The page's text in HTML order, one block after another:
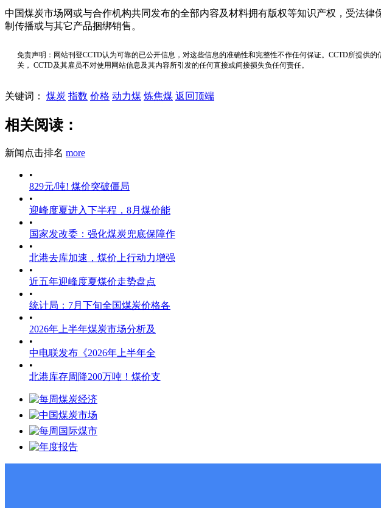
中国煤炭市场网或与合作机构共同发布的全部内容及材料拥有版权等知识产权，受法
制传播或与其它产品捆绑销售。
免责声明：网站刊登CCTD认为可靠的已公开信息，对这些信息的准确性和完整性不作任何保证。CCTD所提供
关， CCTD及其雇员不对使用网站信息及其内容所引发的任何直接或间接损失负任何责任。
关键词： 煤炭 指数 价格 动力煤 炼焦煤 返回顶端
相关阅读：
新闻点击排名 more
•
829元/吨! 煤价突破僵局
•
迎峰度夏进入下半程，8月煤价能
•
国家发改委：强化煤炭兜底保障作
•
北港去库加速，煤价上行动力增强
•
近五年迎峰度夏煤价走势盘点
•
统计局：7月下旬全国煤炭价格各
•
2026年上半年煤炭市场分析及
•
中电联发布《2026年上半年全
•
北港库存周降200万吨！煤价支